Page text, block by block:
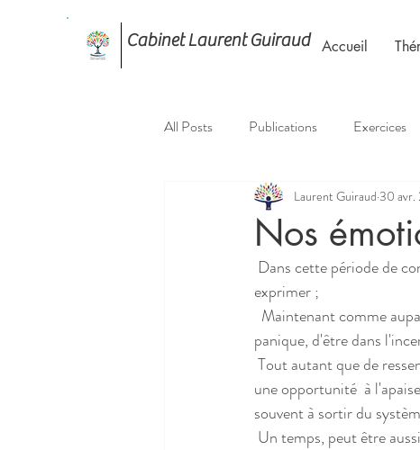
Cabinet Laurent Guiraud Accueil
All Posts Publications Exercices
Nos
Laurent Guiraud 30 avr.
exprimer ;
panique, d'être dans
une opportunité  à
souvent à sortir du
Un temps, peut être